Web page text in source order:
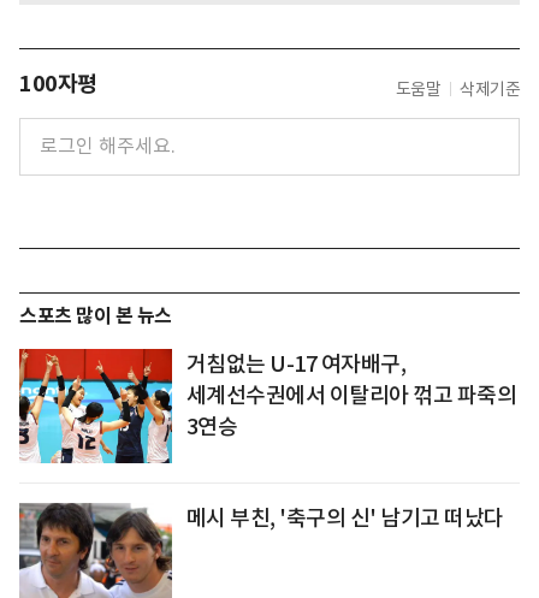
100자평 도움말 삭제기준
스포츠 많이 본 뉴스
거침없는 U-17 여자배구,
세계선수권에서 이탈리아 꺾고 파죽의
3연승
메시 부친, '축구의 신' 남기고 떠났다